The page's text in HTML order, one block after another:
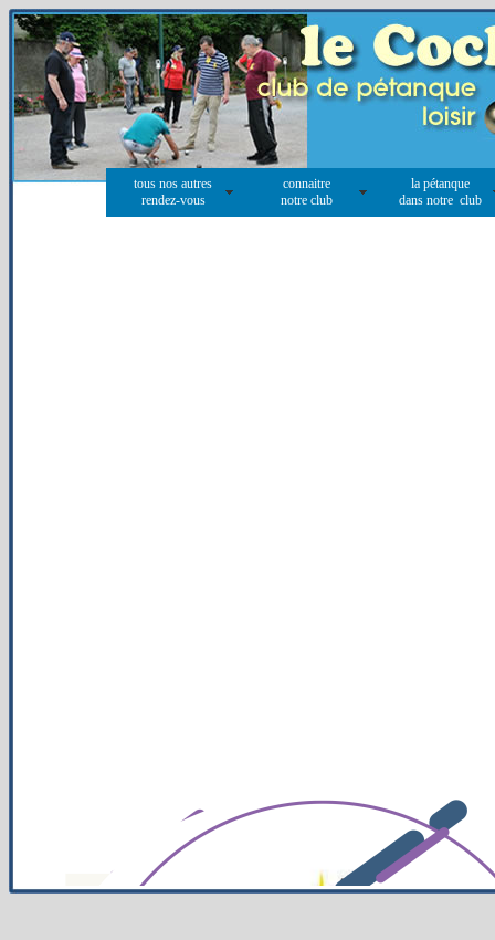
tous nos autres
rendez-vous
connaitre
notre club
la pétanque
dans notre club